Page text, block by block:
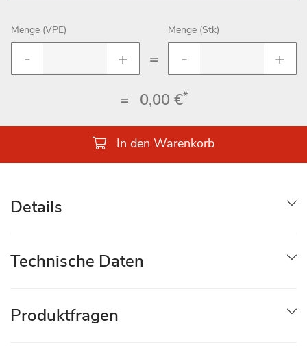
Menge (VPE)
=
Menge (Stk)
= 0,00 €*
In den Warenkorb
Details
Technische Daten
Produktfragen